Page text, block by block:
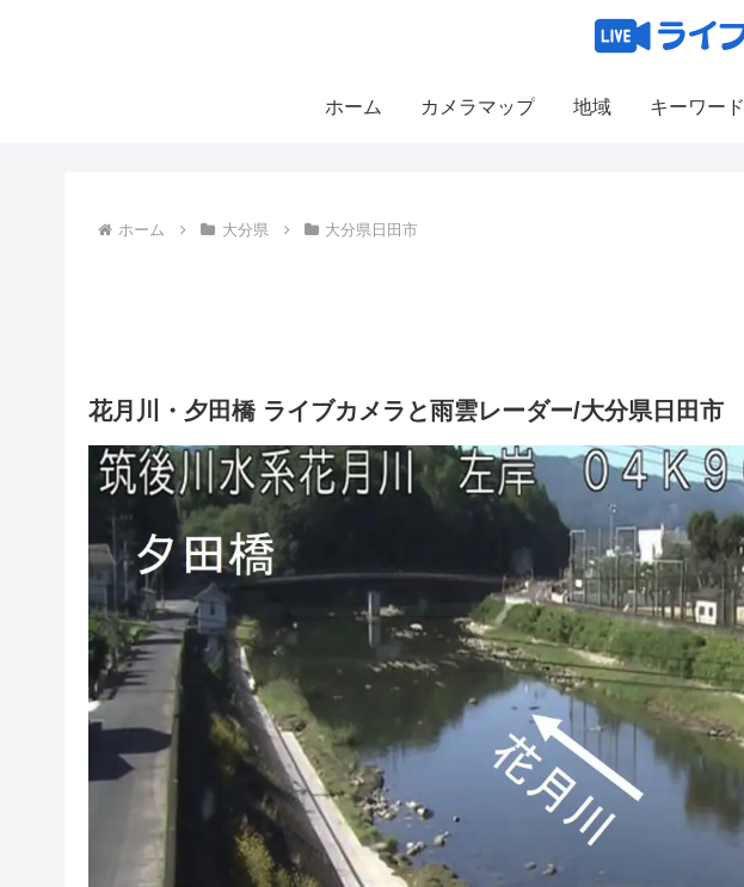
ホーム カメラマップ 地域 キーワード
ホーム 大分県 大分県日田市
花月川・夕田橋 ライブカメラと雨雲レーダー/大分県日田市